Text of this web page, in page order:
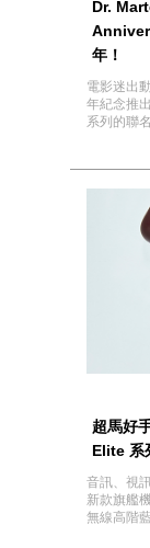
Dr.
年！
電影迷出
年紀念推
系列的聯
超馬好
Elite 系
音訊、視
新款旗艦
無線高階